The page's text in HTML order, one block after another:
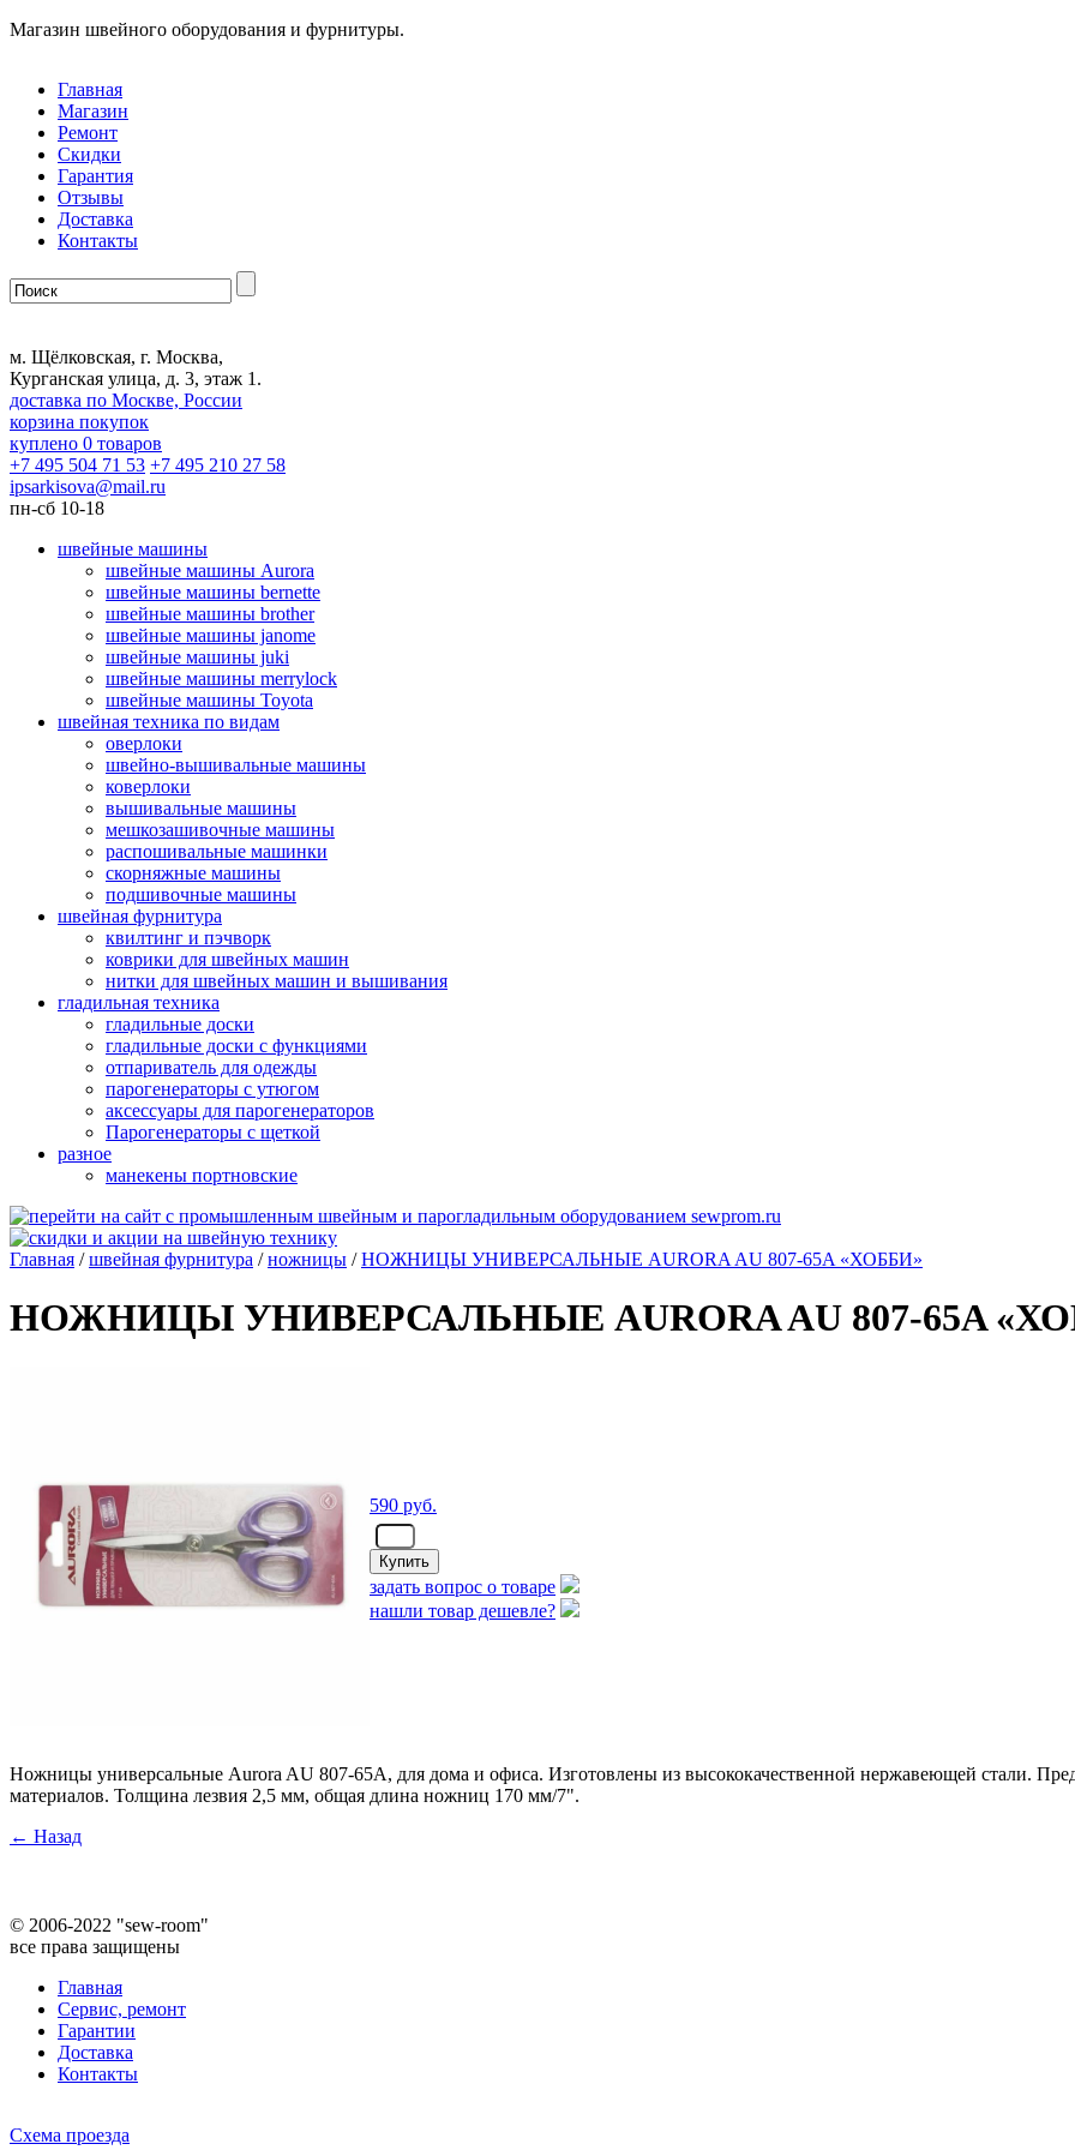
Магазин швейного оборудования и фурнитуры.
Главная
Магазин
Ремонт
Скидки
Гарантия
Отзывы
Доставка
Контакты
м. Щёлковская, г. Москва,
Курганская улица, д. 3, этаж 1.
доставка по Москве, России
корзина покупок
куплено 0 товаров
+7 495 504 71 53 +7 495 210 27 58
ipsarkisova@mail.ru
пн-сб 10-18
швейные машины
швейные машины Aurora
швейные машины bernette
швейные машины brother
швейные машины janome
швейные машины juki
швейные машины merrylock
швейные машины Toyota
швейная техника по видам
оверлоки
швейно-вышивальные машины
коверлоки
вышивальные машины
мешкозашивочные машины
распошивальные машинки
скорняжные машины
подшивочные машины
швейная фурнитура
квилтинг и пэчворк
коврики для швейных машин
нитки для швейных машин и вышивания
гладильная техника
гладильные доски
гладильные доски с функциями
отпариватель для одежды
парогенераторы с утюгом
аксессуары для парогенераторов
Парогенераторы с щеткой
разное
манекены портновские
Главная /швейная фурнитура /ножницы /НОЖНИЦЫ УНИВЕРСАЛЬНЫЕ AURORA AU 807-65A «ХОББИ»
НОЖНИЦЫ УНИВЕРСАЛЬНЫЕ AURORA AU 807-65A
590 руб.
задать вопрос о товаре
нашли товар дешевле?
Ножницы универсальные Aurora AU 807-65А, для дома и офиса. Изготовлены из высококачественной нержавеющей стали.
материалов. Толщина лезвия 2,5 мм, общая длина ножниц 170 мм/7".
← Назад
© 2006-2022 "sew-room"
все права защищены
Главная
Сервис, ремонт
Гарантии
Доставка
Контакты
Схема проезда